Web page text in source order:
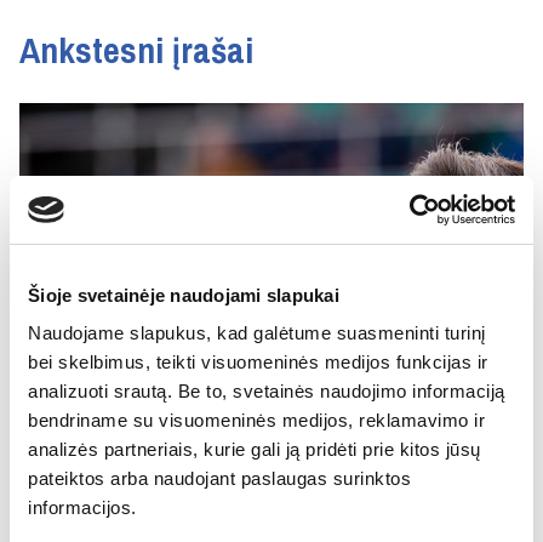
Šioje svetainėje naudojami slapukai
Naudojame slapukus, kad galėtume suasmeninti turinį
bei skelbimus, teikti visuomeninės medijos funkcijas ir
analizuoti srautą. Be to, svetainės naudojimo informaciją
bendriname su visuomeninės medijos, reklamavimo ir
analizės partneriais, kurie gali ją pridėti prie kitos jūsų
pateiktos arba naudojant paslaugas surinktos
informacijos.
Ankstesni įrašai